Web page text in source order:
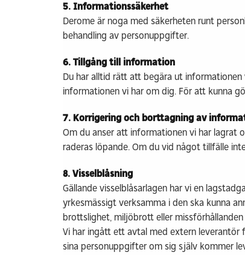
5. Informationssäkerhet
Derome är noga med säkerheten runt
behandling av personuppgifter.
6. Tillgång till information
Du har alltid rätt att begära ut informationen
informationen vi har om dig. För att kunna
7. Korrigering och borttagning av
Om du anser att informationen vi har lagrat
raderas löpande. Om du vid något tillfälle
8. Visselblåsning
Gällande visselblåsarlagen har vi en
yrkesmässigt verksamma i den ska kunna
brottslighet, miljöbrott eller
Vi har ingått ett avtal med extern leverantör
sina personuppgifter om sig själv kommer